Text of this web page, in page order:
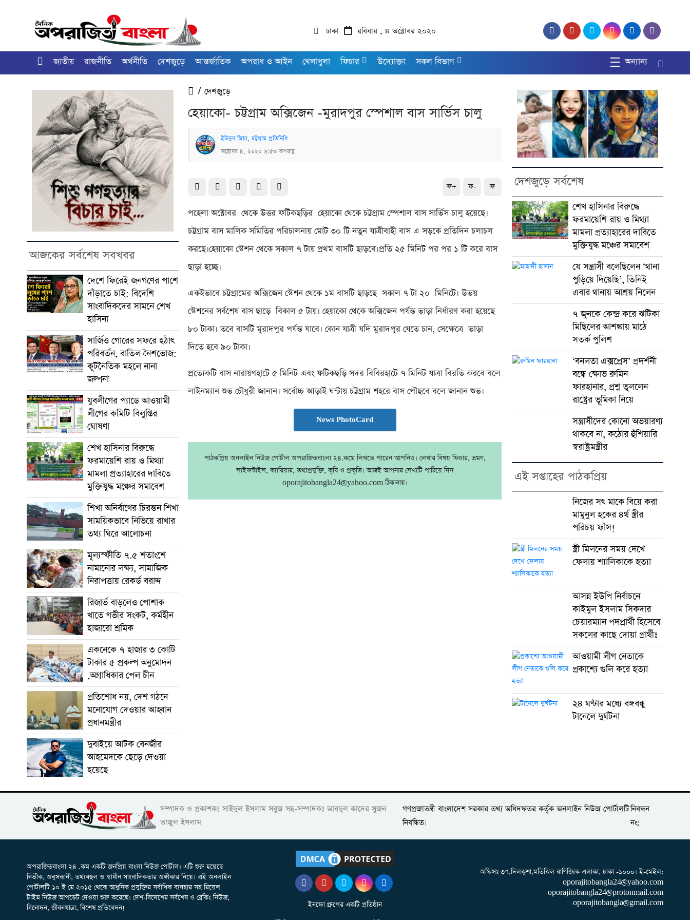
ঢাকা রবিবার , ৪ অক্টোবর ২০২০
জাতীয় রাজনীতি অর্থনীতি দেশজুড়ে আন্তর্জাতিক অপরাধ ও আইন খেলাধুলা ফিচার উদ্যোক্তা সকল বিভাগ অন্যান্য
আজকের সর্বশেষ সবখবর
দেশে ফিরেই জনগণের পাশে
দাঁড়াতে চাই: বিদেশি
সাংবাদিকদের সামনে শেখ
হাসিনা
সার্জিও গোরের সফরে হঠাৎ
পরিবর্তন, বাতিল নৈশভোজ:
কূটনৈতিক মহলে নানা
জল্পনা
যুবলীগের প্যাডে আওয়ামী
লীগের কমিটি বিলুপ্তির
ঘোষণা
শেখ হাসিনার বিরুদ্ধে
ফরমায়েশি রায় ও মিথ্যা
মামলা প্রত্যাহারের দাবিতে
মুক্তিযুদ্ধ মঞ্চের সমাবেশ
শিখা অনির্বাণের চিরন্তন শিখা
সাময়িকভাবে নিভিয়ে রাখার
তথ্য ঘিরে আলোচনা
মূল্যস্ফীতি ৭.৫ শতাংশে
নামানোর লক্ষ্য, সামাজিক
নিরাপত্তায় রেকর্ড বরাদ্দ
রিজার্ভ বাড়লেও পোশাক
খাতে গভীর সংকট, কর্মহীন
হাজারো শ্রমিক
একনেকে ৭ হাজার ৩ কোটি
টাকার ৫ প্রকল্প অনুমোদন
,অগ্রাধিকার পেল চীন
প্রতিশোধ নয়, দেশ গঠনে
মনোযোগ দেওয়ার আহ্বান
প্রধানমন্ত্রীর
দুবাইয়ে আটক বেনজীর
আহমেদকে ছেড়ে দেওয়া
হয়েছে
/দেশজুড়ে
হেয়াকো- চট্টগ্রাম অক্সিজেন -মুরাদপুর স্পেশাল বাস সার্ভিস চালু
ইউনুস মিয়া, চট্টগ্রাম প্রতিনিধি
অক্টোবর ৪, ২০২০ ৬:৫৩ অপরাহ্ণ
ফ+ ফ- ফ
পহেলা অক্টোবর থেকে উত্তর ফটিকছড়ির হেয়াকো থেকে চট্টগ্রাম স্পেশাল বাস সার্ভিস চালু হয়েছে।
চট্টগ্রাম বাস মালিক সমিতির পরিচালনায় মোট ৩০ টি নতুন যাত্রীবাহী বাস এ সড়কে প্রতিদিন চলাচল
করছে।হেয়াকো স্টেশন থেকে সকাল ৭ টায় প্রথম বাসটি ছাড়বে।প্রতি ২৫ মিনিট পর পর ১ টি করে বাস
ছাড়া হচ্ছে।
একইভাবে চট্টগ্রামের অক্সিজেন স্টেশন থেকে ১ম বাসটি ছাড়ছে সকাল ৭ টা ২০ মিনিটে। উভয়
স্টেশনের সর্বশেষ বাস ছাড়ে বিকাল ৫ টায়। হেয়াকো থেকে অক্সিজেন পর্যন্ত ভাড়া নির্ধারণ করা হয়েছে
৮০ টাকা। তবে বাসটি মুরাদপুর পর্যন্ত যাবে। কোন যাত্রী যদি মুরাদপুর যেতে চান, সেক্ষেত্রে ভাড়া
দিতে হবে ৯০ টাকা।
প্রত্যেকটি বাস নারায়ণহাটে ৫ মিনিট এবং ফটিকছড়ি সদর বিবিরহাটে ৭ মিনিট যাত্রা বিরতি করবে বলে
লাইনম্যান শুভ চৌধুরী জানান। সর্বোচ্চ আড়াই ঘন্টায় চট্টগ্রাম শহরে বাস পৌছবে বলে জানান শুভ।
News PhotoCard
পাঠকপ্রিয় অনলাইন নিউজ পোর্টাল অপরাজিতবাংলা ২৪.কমে লিখতে পারেন আপনিও। লেখার বিষয় ফিচার, ভ্রমণ,
লাইফস্টাইল, ক্যারিয়ার, তথ্যপ্রযুক্তি, কৃষি ও প্রকৃতি। আজই আপনার লেখাটি পাঠিয়ে দিন
oporajitobangla24@yahoo.com ঠিকানায়।
দেশজুড়ে সর্বশেষ
শেখ হাসিনার বিরুদ্ধে
ফরমায়েশি রায় ও মিথ্যা
মামলা প্রত্যাহারের দাবিতে
মুক্তিযুদ্ধ মঞ্চের সমাবেশ
যে সন্ত্রাসী বলেছিলেন ‘থানা
পুড়িয়ে দিয়েছি’, তিনিই
এবার থানায় আশ্রয় নিলেন
৭ জুনকে কেন্দ্র করে ঝটিকা
মিছিলের আশঙ্কায় মাঠে
সতর্ক পুলিশ
‘বনলতা এক্সপ্রেস’ প্রদর্শনী
বন্ধে ক্ষোভ রুমিন
ফারহানার, প্রশ্ন তুললেন
রাষ্ট্রের ভূমিকা নিয়ে
সন্ত্রাসীদের কোনো অভয়ারণ্য
থাকবে না, কঠোর হুঁশিয়ারি
স্বরাষ্ট্রমন্ত্রীর
এই সপ্তাহের পাঠকপ্রিয়
নি‌জের সৎ মা‌কে বি‌য়ে করা
মামুনুল হ‌কের ৪র্থ স্ত্রীর
প‌রিচয় ফাঁস!
স্ত্রী মিলনের সময় দেখে
ফেলায় শ্যালিকাকে হত্যা
আসন্ন ইউপি নির্বাচনে
কাইমুল ইসলাম সিকদার
চেয়ারম্যান পদপ্রার্থী হিসেবে
সকলের কাছে দোয়া প্রার্থীঃ
আওয়ামী লীগ নেতাকে
প্রকাশ্যে গুলি করে হত্যা
২৪ ঘণ্টার মধ্যে বঙ্গবন্ধু
টানেলে দুর্ঘটনা
সম্পাদক ও প্রকাশকঃ সাইদুল ইসলাম সবুজ সহ-সম্পাদকঃ আবদুল কাদের সুজন
তাজুল ইসলাম
গণপ্রজাতন্ত্রী বাংলাদেশ সরকার তথ্য অধিদফতর কর্তৃক অনলাইন নিউজ পোর্টালটি
নিবন্ধিত।
নিবন্ধন
নং:
অপরাজিতবাংলা ২৪ .কম একটি জনপ্রিয় বাংলা নিউজ পোর্টাল। এটি শুরু হয়েছে
নির্ভীক, অনুসন্ধানী, তথ্যবহুল ও স্বাধীন সাংবাদিকতার অঙ্গীকার নিয়ে। এই অনলাইন
পোর্টালটি ১০ ই মে ২০১৫ থেকে আধুনিক প্রযুক্তির সর্বাধিক ব্যবহার সহ রিয়েল
টাইম নিউজ আপডেট দেওয়া শুরু করেছে। দেশ-বিদেশের সর্বশেষ ও ব্রেকিং নিউজ,
বিনোদন, জীবনযাত্রা, বিশেষ প্রতিবেদন!
ইনফো গ্রুপের একটি প্রতিষ্ঠান
অফিসঃ ৩৭,দিলকুশা,মতিঝিল বাণিজ্যিক এলাকা, ঢাকা -১০০০। ই-‌মেইল:
oporajitobangla24@yahoo.com
oporajitobangla24@protonmail.com
oporajitobangla@gmail.com